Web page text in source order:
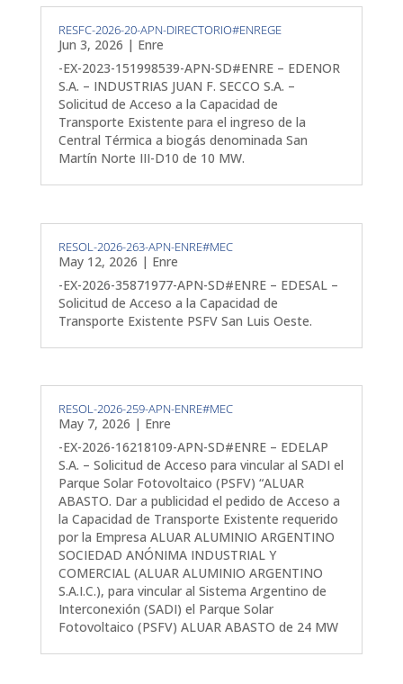
RESFC-2026-20-APN-DIRECTORIO#ENREGE
Jun 3, 2026 | Enre
-EX-2023-151998539-APN-SD#ENRE – EDENOR
S.A. – INDUSTRIAS JUAN F. SECCO S.A. –
Solicitud de Acceso a la Capacidad de
Transporte Existente para el ingreso de la
Central Térmica a biogás denominada San
Martín Norte III-D10 de 10 MW.
RESOL-2026-263-APN-ENRE#MEC
May 12, 2026 | Enre
-EX-2026-35871977-APN-SD#ENRE – EDESAL –
Solicitud de Acceso a la Capacidad de
Transporte Existente PSFV San Luis Oeste.
RESOL-2026-259-APN-ENRE#MEC
May 7, 2026 | Enre
-EX-2026-16218109-APN-SD#ENRE – EDELAP
S.A. – Solicitud de Acceso para vincular al SADI el
Parque Solar Fotovoltaico (PSFV) “ALUAR
ABASTO. Dar a publicidad el pedido de Acceso a
la Capacidad de Transporte Existente requerido
por la Empresa ALUAR ALUMINIO ARGENTINO
SOCIEDAD ANÓNIMA INDUSTRIAL Y
COMERCIAL (ALUAR ALUMINIO ARGENTINO
S.A.I.C.), para vincular al Sistema Argentino de
Interconexión (SADI) el Parque Solar
Fotovoltaico (PSFV) ALUAR ABASTO de 24 MW